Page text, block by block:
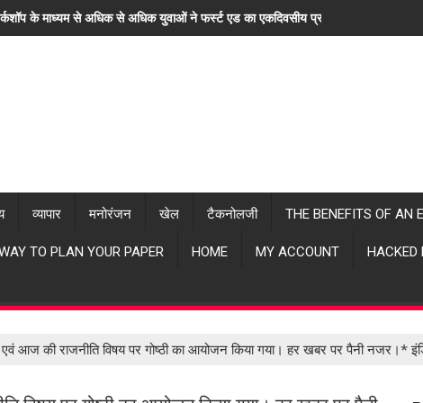
के माध्यम से अधिक से अधिक युवाओं ने फर्स्ट एड का एकदिवसीय प्रशिक्षण लिया। "हर
व्यापार मनोरंजन खेल टैकनोलजी THE BENEFITS OF AN
TO PLAN YOUR PAPER HOME MY ACCOUNT HACKED
आज की राजनीति विषय पर गोष्ठी का आयोजन किया गया। हर खबर पर पैनी नजर।*